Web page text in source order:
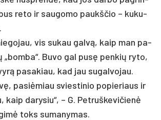
re­to ir sau­go­mo paukš­čio – ku­ku­
vis su­kau galvą, kaip man pa­
Bu­vo gal pusę pen­kių ry­to,
pa­sa­kiau, kad jau su­gal­vo­jau.
pa­si­ėmiau svies­ti­nio po­pie­riaus ir
kaip da­ry­siu“, – G. Pet­ruš­ke­vi­čienė
toks su­ma­ny­mas.